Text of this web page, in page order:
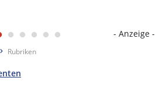
- Anzeige -
Rubriken